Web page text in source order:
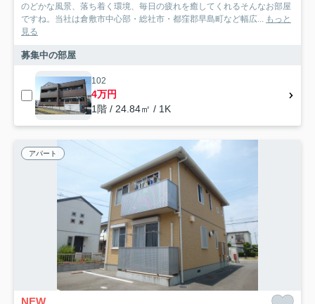
のどかな風景、落ち着く環境、毎日の疲れを癒してくれるそんなお部屋
ですね。当社は倉敷市中心部・総社市・都窪郡早島町など幅広... もっと
見る
募集中の部屋
102
4万円
1階 / 24.84㎡ / 1K
アパート
NEW